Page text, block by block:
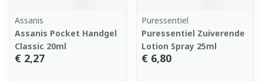
Assanis
Assanis Pocket Handgel
Classic 20ml
€ 2,27
Puressentiel
Puressentiel Zuiverende
Lotion Spray 25ml
€ 6,80